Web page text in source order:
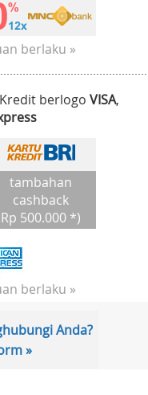
berlaku »
berlogo VISA,
tambahan
cashback
Rp 500.000 *)
berlaku »
Anda?
»